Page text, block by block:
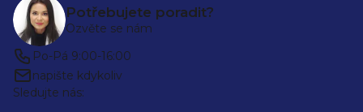
Potřebujete poradit?
Ozvěte se nám
Po-Pá 9:00-16:00
napište kdykoliv
Sledujte nás: